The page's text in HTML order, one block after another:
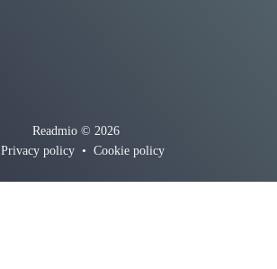
Readmio © 2026
Privacy policy • Cookie policy